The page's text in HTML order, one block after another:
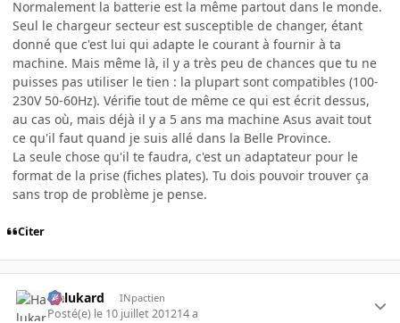
Normalement la batterie est la même partout dans le monde.
Seul le chargeur secteur est susceptible de changer, étant
donné que c'est lui qui adapte le courant à fournir à ta
machine. Mais même là, il y a très peu de chances que tu ne
puisses pas utiliser le tien : la plupart sont compatibles (100-
230V 50-60Hz). Vérifie tout de même ce qui est écrit dessus,
au cas où, mais déjà il y a 5 ans ma machine Asus avait tout
ce qu'il faut quand je suis allé dans la Belle Province.
La seule chose qu'il te faudra, c'est un adaptateur pour le
format de la prise (fiches plates). Tu dois pouvoir trouver ça
sans trop de problème je pense.
Citer
Halukard INpactien
Posté(e) le 10 juillet 201214 a